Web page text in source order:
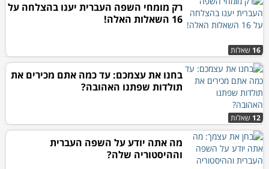
16 שאלות
רק מומחי השפה העברית יענו בהצלחה על
16 השאלות האלה!
12 שאלות
בחנו את עצמכם: עד כמה אתם מכירים את
תולדות שפתנו האהובה?
מה אתה יודע על השפה העברית
וההיסטוריה שלה?